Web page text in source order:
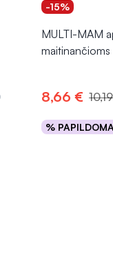
-15%
MULTI-MAM
8,66 €
%